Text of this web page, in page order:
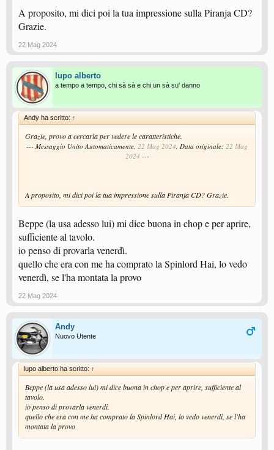
A proposito, mi dici poi la tua impressione sulla Piranja CD?
Grazie.
22 Mag 2024
lupo alberto
a tempo a tempo, chi sà sà e chi un sà su' danno
Andy ha scritto: ↑
Grazie, provo a cercarla per vedere le caratteristiche.
--- Messaggio Unito Automaticamente, 22 Mag 2024, Data originale: 22 Mag
2024 ---
A proposito, mi dici poi la tua impressione sulla Piranja CD? Grazie.
Beppe (la usa adesso lui) mi dice buona in chop e per aprire,
sufficiente al tavolo.
io penso di provarla venerdì.
quello che era con me ha comprato la Spinlord Hai, lo vedo
venerdì, se l'ha montata la provo
22 Mag 2024
Andy
Nuovo Utente
lupo alberto ha scritto: ↑
Beppe (la usa adesso lui) mi dice buona in chop e per aprire, sufficiente al
tavolo.
io penso di provarla venerdì.
quello che era con me ha comprato la Spinlord Hai, lo vedo venerdì, se l'ha
montata la provo